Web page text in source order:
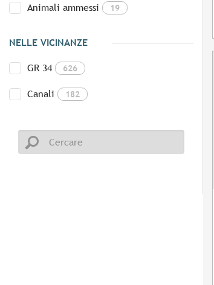
Animali ammessi 19
NELLE VICINANZE
GR 34 626
Canali 182